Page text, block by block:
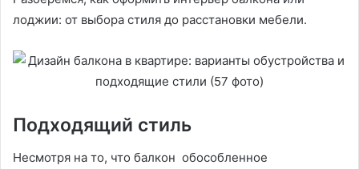
лоджии: от выбора стиля до расстановки мебели.
Подходящий стиль
Несмотря на то, что балкон обособленное